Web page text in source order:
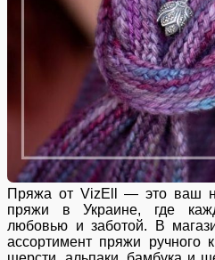
Пряжа от VizEll — это ваш
пряжи в Украине, где
любовью и заботой. В
ассортимент пряжи ручного